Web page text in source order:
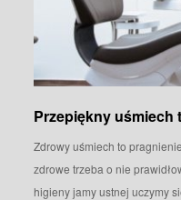
Przepiękny uśmiech
Zdrowy uśmiech to
zdrowe trzeba o nie
higieny jamy ustnej uczymy